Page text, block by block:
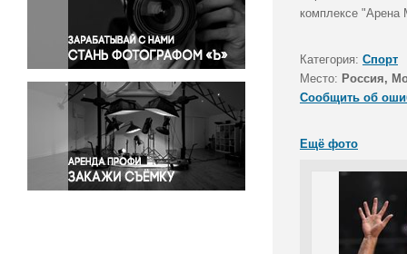
Правосудие
Происшествия и конфликты
Религия
Светская жизнь
Спорт
Экология
Экономика и бизнес
комплексе
Категория: Спорт
Место: Россия,
Сообщить об
Ещё фото